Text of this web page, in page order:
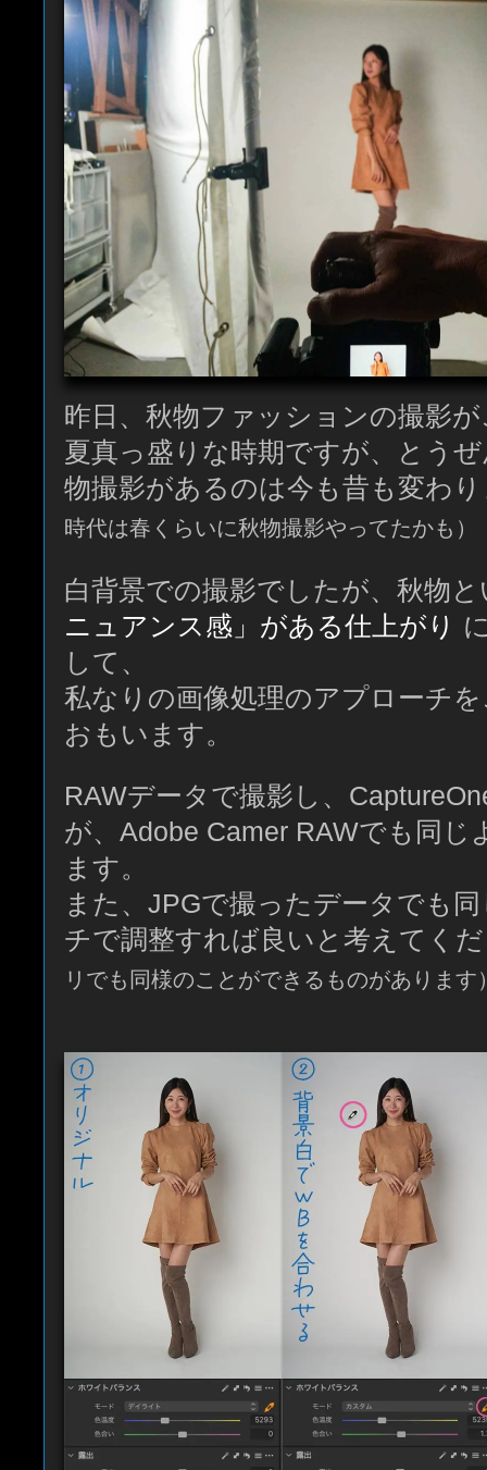
昨日、秋物ファッションの撮影
夏真っ盛りな時期ですが、とう
物撮影があるのは今も昔も変わ
時代は春くらいに秋物撮影やってたかも）
白背景での撮影でしたが、秋物
ニュアンス感」がある仕上がり
して、
私なりの画像処理のアプローチ
おもいます。
RAWデータで撮影し、
が、Adobe Camer RAWでも同じ
ます。
また、JPGで撮ったデータでも
チで調整すれば良いと考えてく
リでも同様のことができるものがあります